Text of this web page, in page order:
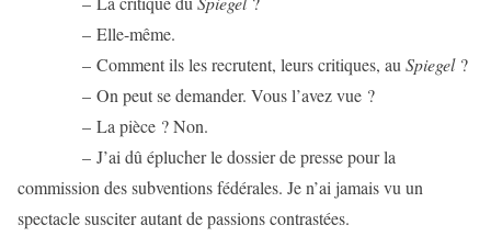
– Elle-même.
– Comment ils les recrutent, leurs critiques, au Spiegel ?
– On peut se demander. Vous l’avez vue ?
– La pièce ? Non.
– J’ai dû éplucher le dossier de presse pour la
commission des subventions fédérales. Je n’ai jamais vu un
spectacle susciter autant de passions contrastées.